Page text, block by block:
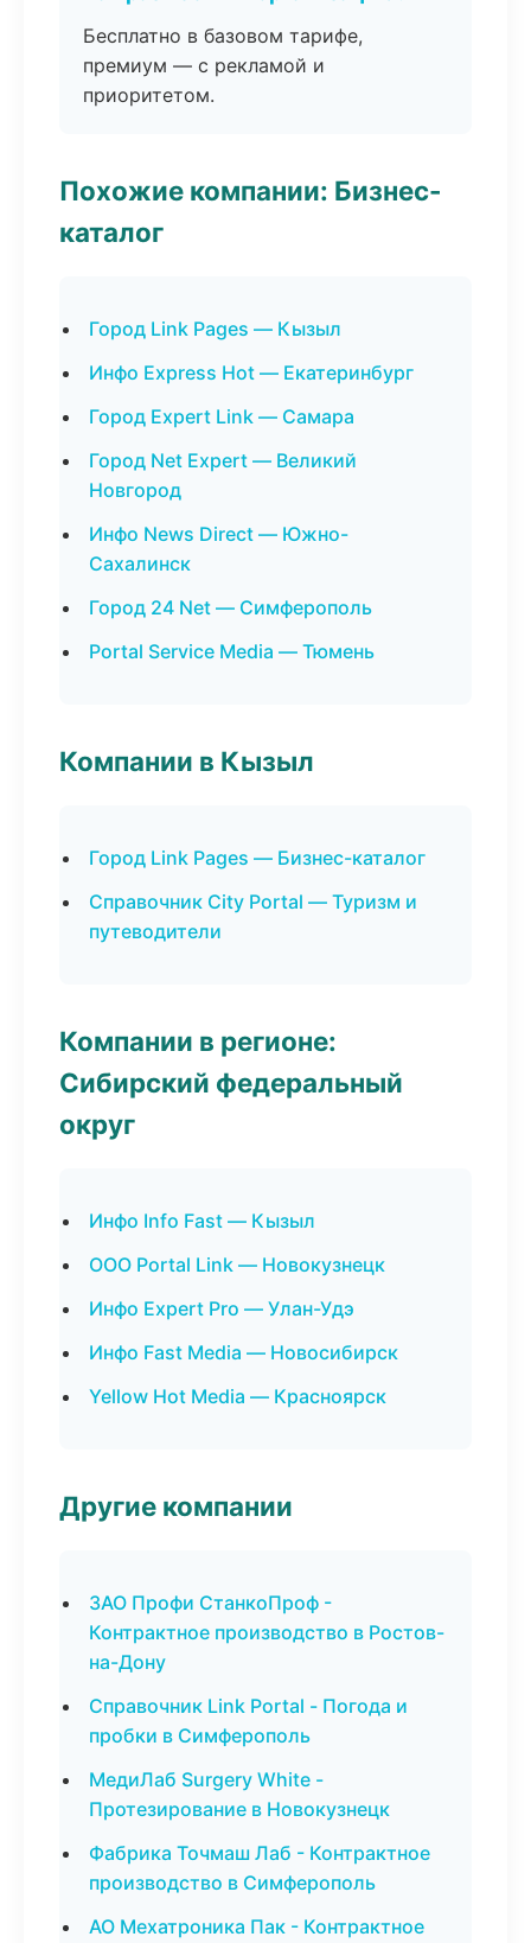
Бесплатно в базовом тарифе,
премиум — с рекламой и
приоритетом.
Похожие компании: Бизнес-
каталог
Город Link Pages — Кызыл
Инфо Express Hot — Екатеринбург
Город Expert Link — Самара
Город Net Expert — Великий
Новгород
Инфо News Direct — Южно-
Сахалинск
Город 24 Net — Симферополь
Portal Service Media — Тюмень
Компании в Кызыл
Город Link Pages — Бизнес-каталог
Справочник City Portal — Туризм и
путеводители
Компании в регионе:
Сибирский федеральный
округ
Инфо Info Fast — Кызыл
ООО Portal Link — Новокузнецк
Инфо Expert Pro — Улан-Удэ
Инфо Fast Media — Новосибирск
Yellow Hot Media — Красноярск
Другие компании
ЗАО Профи СтанкоПроф -
Контрактное производство в Ростов-
на-Дону
Справочник Link Portal - Погода и
пробки в Симферополь
МедиЛаб Surgery White -
Протезирование в Новокузнецк
Фабрика Точмаш Лаб - Контрактное
производство в Симферополь
АО Мехатроника Пак - Контрактное